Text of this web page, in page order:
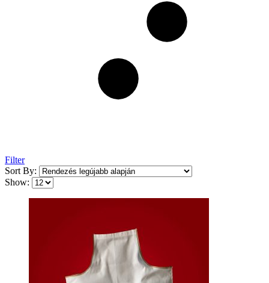
Filter
Sort By:
Show: